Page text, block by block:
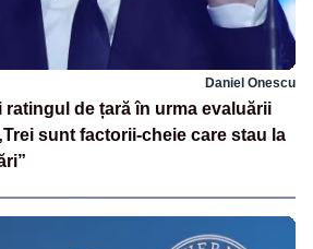
Daniel Onescu
ratingul de țară în urma evaluării
sunt factorii-cheie care stau la